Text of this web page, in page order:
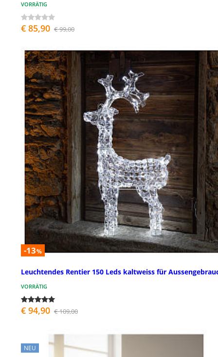
VORRÄTIG
€ 85,90 € 99,00
-13%
Leuchtendes Rentier 150 Leds kaltweiss für
VORRÄTIG
€ 94,90 € 109,00
NEU